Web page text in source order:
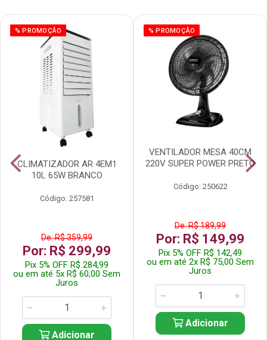
% PROMOÇÃO
CLIMATIZADOR AR 4EM1
10L 65W BRANCO
Código: 257581
De: R$ 359,99
Por: R$ 299,99
Pix 5% OFF R$ 284,99
ou em até 5x R$ 60,00 Sem
Juros
Adicionar
% PROMOÇÃO
VENTILADOR MESA 40CM
220V SUPER POWER PRETO
Código: 250622
De: R$ 189,99
Por: R$ 149,99
Pix 5% OFF R$ 142,49
ou em até 2x R$ 75,00 Sem
Juros
Adicionar